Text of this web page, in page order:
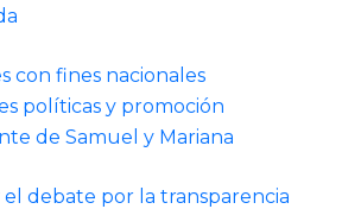
con fines nacionales
políticas y promoción
de Samuel y Mariana
debate por la transparencia